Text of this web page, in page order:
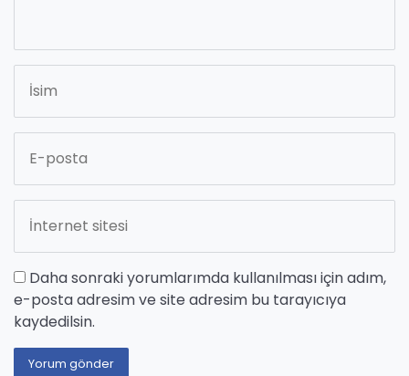
Daha sonraki yorumlarımda kullanılması için adım,
e-posta adresim ve site adresim bu tarayıcıya
kaydedilsin.